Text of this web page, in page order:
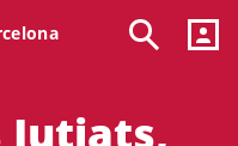
Jutjats,